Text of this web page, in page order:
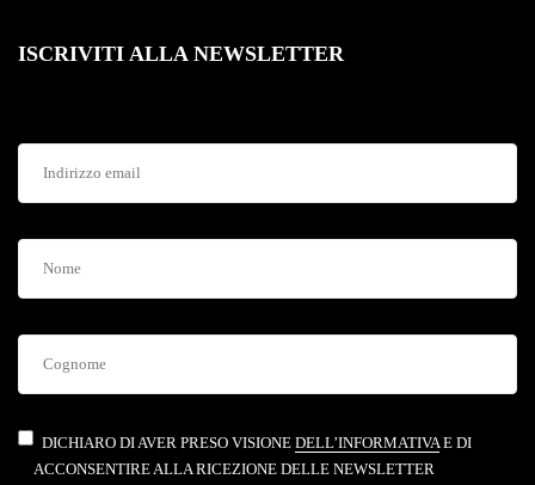
ISCRIVITI ALLA NEWSLETTER
DICHIARO DI AVER PRESO VISIONE DELL’INFORMATIVAE DI
ACCONSENTIRE ALLA RICEZIONE DELLE NEWSLETTER